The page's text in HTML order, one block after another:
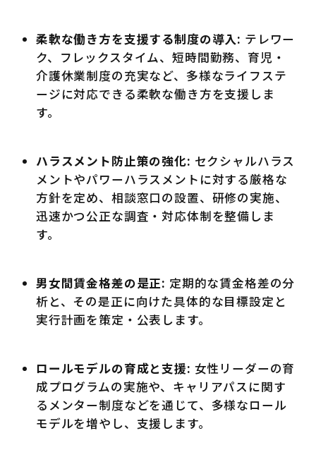
柔軟な働き方を支援する制度の導入: テレワー
ク、フレックスタイム、短時間勤務、育児・
介護休業制度の充実など、多様なライフステ
ージに対応できる柔軟な働き方を支援しま
す。
ハラスメント防止策の強化: セクシャルハラス
メントやパワーハラスメントに対する厳格な
方針を定め、相談窓口の設置、研修の実施、
迅速かつ公正な調査・対応体制を整備しま
す。
男女間賃金格差の是正: 定期的な賃金格差の分
析と、その是正に向けた具体的な目標設定と
実行計画を策定・公表します。
ロールモデルの育成と支援: 女性リーダーの育
成プログラムの実施や、キャリアパスに関す
るメンター制度などを通じて、多様なロール
モデルを増やし、支援します。